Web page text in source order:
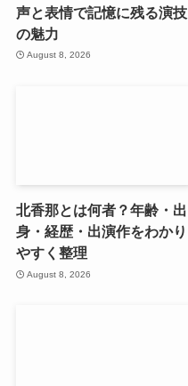
声と表情で記憶に残る演技
の魅力
August 8, 2026
北香那とは何者？年齢・出
身・経歴・出演作をわかり
やすく整理
August 8, 2026